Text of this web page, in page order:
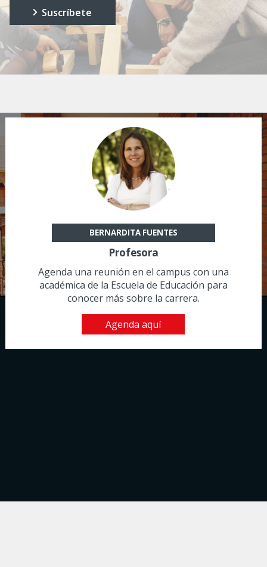
Suscríbete
BERNARDITA FUENTES
Profesora
Agenda una reunión en el campus con una
académica de la Escuela de Educación para
conocer más sobre la carrera.
Agenda aquí